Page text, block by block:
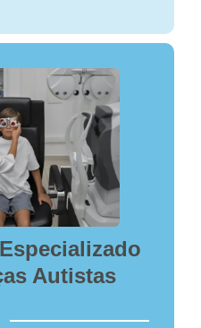
Autistas